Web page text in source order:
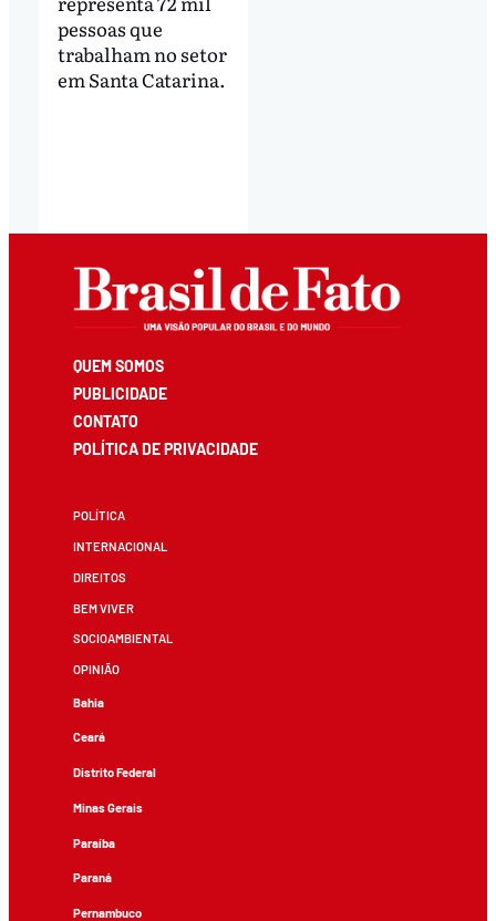
pessoas que
trabalham no setor
em Santa Catarina.
QUEM SOMOS
PUBLICIDADE
CONTATO
POLÍTICA DE PRIVACIDADE
POLÍTICA
INTERNACIONAL
DIREITOS
BEM VIVER
SOCIOAMBIENTAL
OPINIÃO
Bahia
Ceará
Distrito Federal
Minas Gerais
Paraíba
Paraná
Pernambuco